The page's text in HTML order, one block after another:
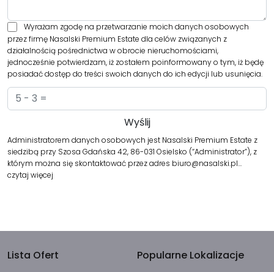
Wyrażam zgodę na przetwarzanie moich danych osobowych
przez firmę Nasalski Premium Estate dla celów związanych z
działalnością pośrednictwa w obrocie nieruchomościami,
jednocześnie potwierdzam, iż zostałem poinformowany o tym, iż będę
posiadać dostęp do treści swoich danych do ich edycji lub usunięcia.
Administratorem danych osobowych jest Nasalski Premium Estate z
siedzibą przy Szosa Gdańska 42, 86-031 Osielsko (“Administrator”), z
którym można się skontaktować przez adres biuro@nasalski.pl…
czytaj więcej
Lista Ofert
Popularne Lokalizacje